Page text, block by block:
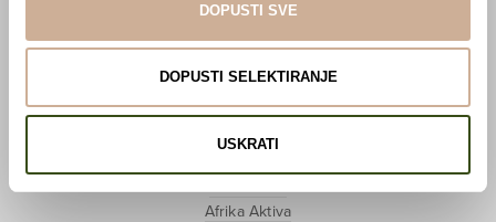
DOPUSTI SVE
DOPUSTI SELEKTIRANJE
USKRATI
Džungla
Multisenzorna izložba ‘Put oko svijeta u pola
sata’
Tjedan tibetanske kulture
Afrika Aktiva